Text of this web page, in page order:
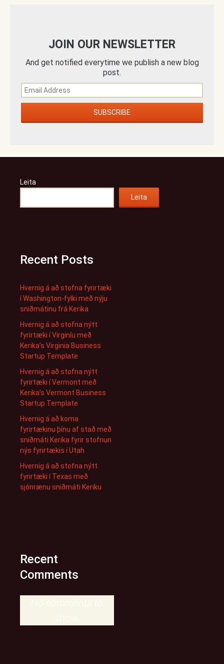
JOIN OUR NEWSLETTER
And get notified everytime we publish a new blog
post.
Leita
Leita
Recent Posts
Hvernig á að stofna fyrirtæki
í Washington-fylki með nýju
sniðmátinu frá Kerika
Hvernig á að stofna nýtt
fyrirtæki í Virginíu með
Kerika’s Virginia Business
Startup Template
Hvernig á að stofna nýtt
fyrirtæki í Vermont með
Kerika’s Vermont Business
Startup Template
Hvernig á að koma
fyrirtækinu þínu af stað með
sniðmáti Kerika fyrir stofnun
nýs fyrirtækis í Utah
Hvernig á að stofna nýtt
fyrirtæki í Texas með
sjónrænu sniðmáti Keriku
Recent
Comments
No comments to
show.